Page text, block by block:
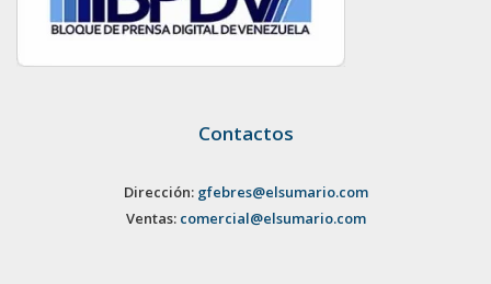
Contactos
Dirección: gfebres@elsumario.com
Ventas: comercial@elsumario.com